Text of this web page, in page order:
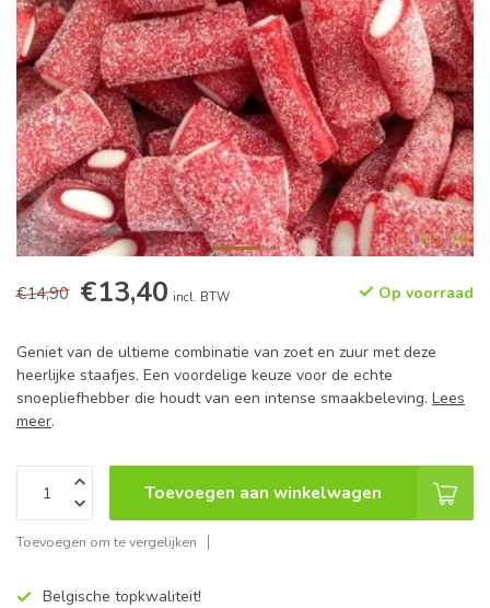
€14,90 €13,40 incl. BTW Op voorraad
Geniet van de ultieme combinatie van zoet en zuur met deze
heerlijke staafjes. Een voordelige keuze voor de echte
snoepliefhebber die houdt van een intense smaakbeleving. Lees
meer.
Toevoegen aan winkelwagen
Toevoegen om te vergelijken
Belgische topkwaliteit!